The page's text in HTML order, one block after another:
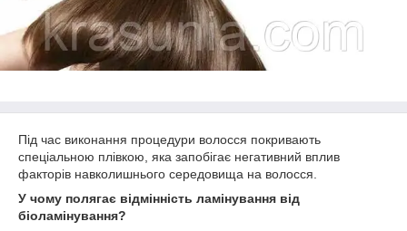
Під час виконання процедури волосся покривають
спеціальною плівкою, яка запобігає негативний вплив
факторів навколишнього середовища на волосся.
У чому полягає відмінність ламінування від
біоламінування?